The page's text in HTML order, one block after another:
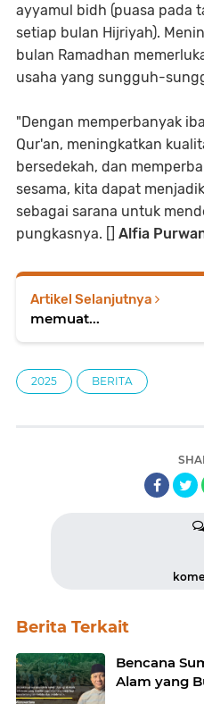
ayyamul bidh (puasa pada
setiap bulan Hijriyah).
bulan Ramadhan
usaha yang sungguh-
"Dengan memperbanyak
Qur'an, meningkatkan
bersedekah, dan
sesama, kita dapat
sebagai sarana untuk
pungkasnya. [] Alfia
Artikel Selanjutnya
memuat...
2025 BERITA
Berita Terkait
Bencana
Alam yang